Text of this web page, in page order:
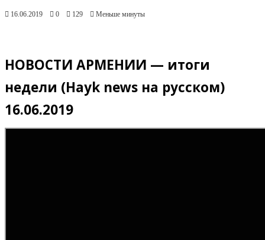
16.06.2019 0 129 Меньше минуты
НОВОСТИ АРМЕНИИ — итоги
недели (Hayk news на русском)
16.06.2019